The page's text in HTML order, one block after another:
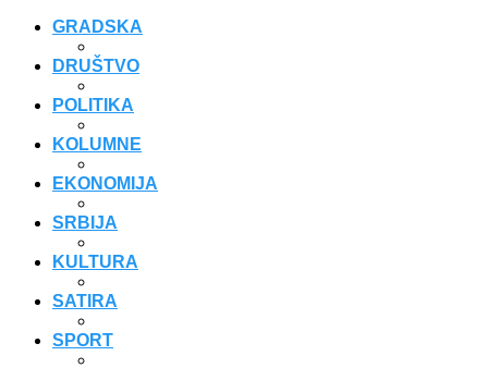
GRADSKA
DRUŠTVO
POLITIKA
KOLUMNE
EKONOMIJA
SRBIJA
KULTURA
SATIRA
SPORT